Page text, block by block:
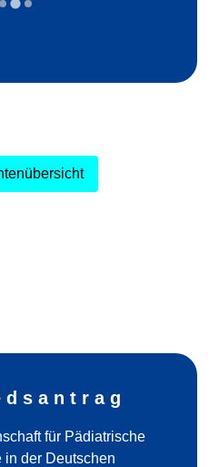
s a n t r a g
für Pädiatrische
in der Deutschen